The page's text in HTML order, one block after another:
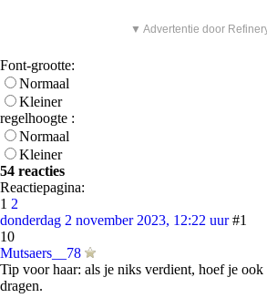
▼ Advertentie door
Font-grootte:
Normaal
Kleiner
regelhoogte :
Normaal
Kleiner
54 reacties
Reactiepagina:
1 2
donderdag 2 november 2023, 12:22 uur #1
10
Mutsaers__78
Tip voor haar: als je niks verdient, hoef je ook
dragen.